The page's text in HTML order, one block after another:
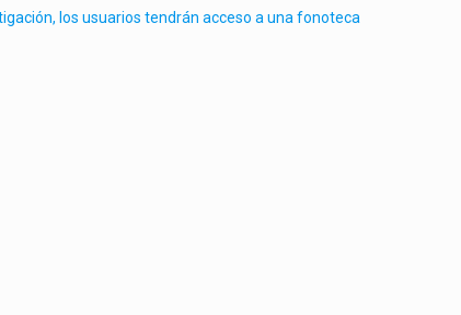
los usuarios tendrán acceso a una fonoteca